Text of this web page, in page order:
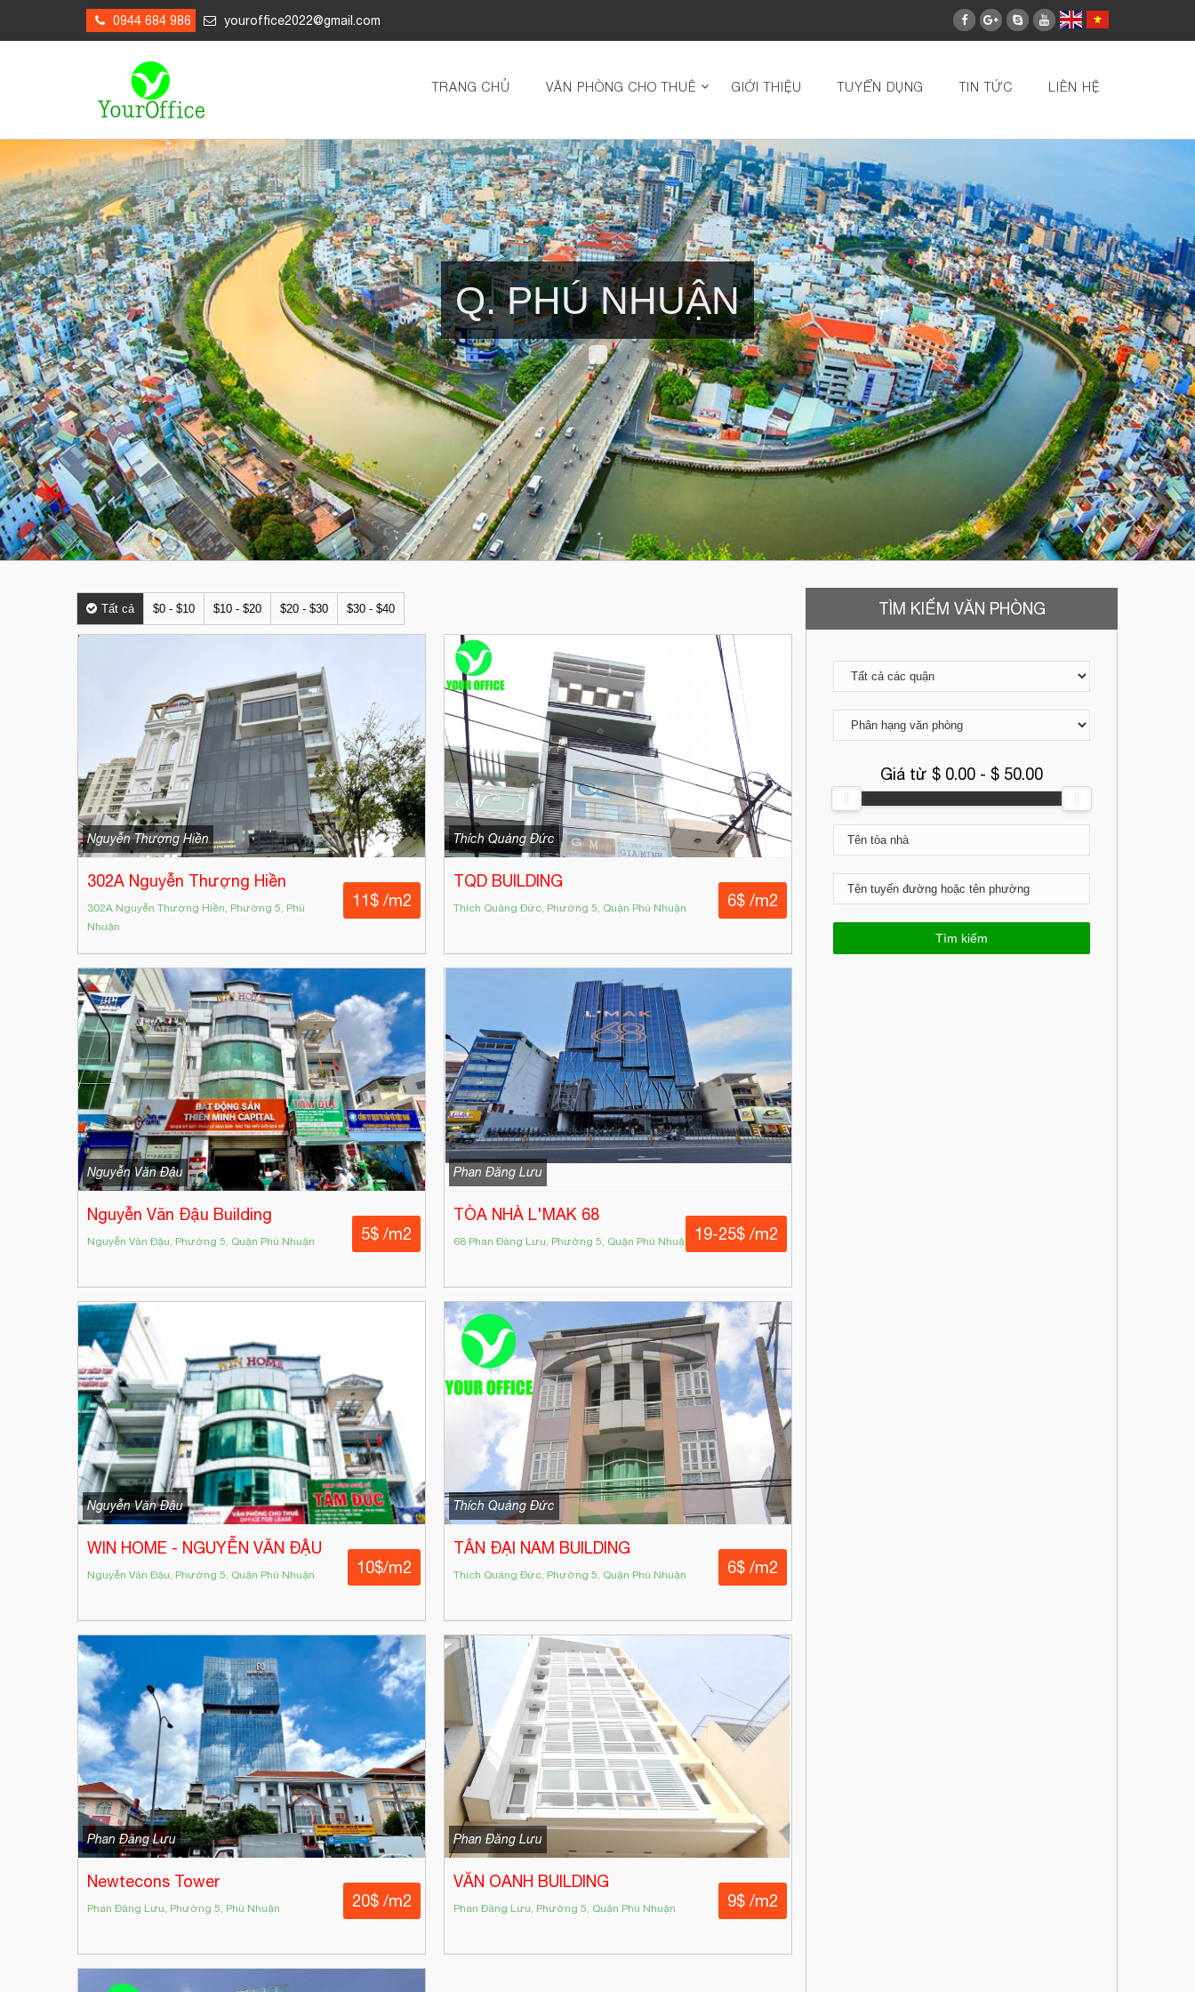
0944 684 986 youroffice2022@gmail.com
TRANG CHỦ VĂN PHÒNG CHO THUÊ GIỚI THIỆU TUYỂN DỤNG TIN TỨC LIÊN HỆ
Q. PHÚ NHUẬN
TÌM KIẾM VĂN PHÒNG
Giá từ $ 0.00 - $ 50.00
Tất cả $0 - $10 $10 - $20 $20 - $30 $30 - $40
Nguyễn Thượng Hiền
302A Nguyễn Thượng Hiền
302A Nguyễn Thượng Hiền, Phường 5, Phú
Nhuận
11$ /m2
Thích Quảng Đức
TQD BUILDING
Thích Quảng Đức, Phường 5, Quận Phú Nhuận 6$ /m2
Nguyễn Văn Đậu
Nguyễn Văn Đậu Building
Nguyễn Văn Đậu, Phường 5, Quận Phú Nhuận 5$ /m2
Phan Đăng Lưu
TÒA NHÀ L'MAK 68
68 Phan Đăng Lưu, Phường 5, Quận Phú Nhuận 19-25$ /m2
Nguyễn Văn Đậu
WIN HOME - NGUYỄN VĂN ĐẬU
Nguyễn Văn Đậu, Phường 5, Quận Phú Nhuận 10$/m2
Thích Quảng Đức
TÂN ĐẠI NAM BUILDING
Thích Quảng Đức, Phường 5, Quận Phú Nhuận 6$ /m2
Phan Đăng Lưu
Newtecons Tower
Phan Đăng Lưu, Phường 5, Phú Nhuận 20$ /m2
Phan Đăng Lưu
VĂN OANH BUILDING
Phan Đăng Lưu, Phường 5, Quận Phú Nhuận 9$ /m2